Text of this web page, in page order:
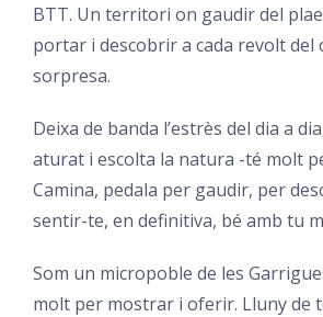
BTT. Un territori on gaudir del
portar i descobrir a cada revolt del
sorpresa.
Deixa de banda l’estrès del dia a
aturat i escolta la natura -té molt
Camina, pedala per gaudir, per
sentir-te, en definitiva, bé amb tu
Som un micropoble de les
molt per mostrar i oferir. Lluny de